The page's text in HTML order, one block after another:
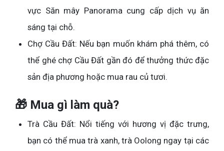
vực Săn mây Panorama cung cấp dịch vụ ăn
sáng tại chỗ.
Chợ Cầu Đất: Nếu bạn muốn khám phá thêm, có
thể ghé chợ Cầu Đất gần đó để thưởng thức đặc
sản địa phương hoặc mua rau củ tươi.
🎁 Mua gì làm quà?
Trà Cầu Đất: Nổi tiếng với hương vị đặc trưng,
bạn có thể mua trà xanh, trà Oolong ngay tại các